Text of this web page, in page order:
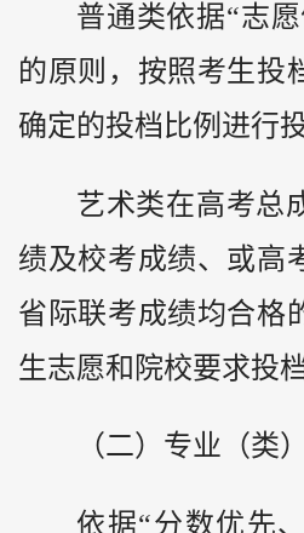
普通类依据“志
的原则，按照考生投
确定的投档比例进行投
艺术类在高考总
绩及校考成绩、或高
省际联考成绩均合格
生志愿和院校要求投档
（二）专业（类
依据“分数优先